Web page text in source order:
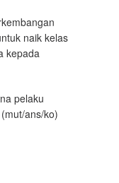
naik kelas
kepada
pelaku
ans/ko)